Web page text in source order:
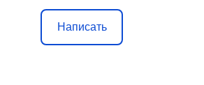
Написать